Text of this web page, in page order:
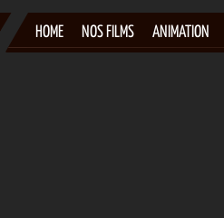
HOME NOS FILMS ANIMATION